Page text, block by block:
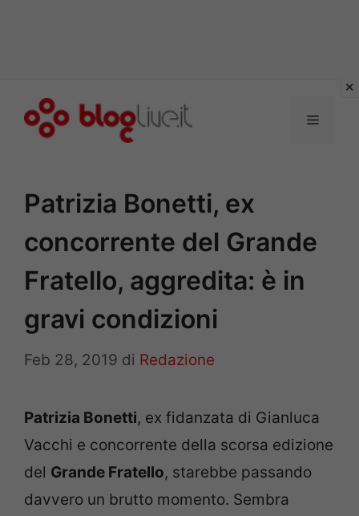
Menu
Patrizia Bonetti, ex
concorrente del Grande
Fratello, aggredita: è in
gravi condizioni
Feb 28, 2019 di Redazione
Patrizia Bonetti, ex fidanzata di Gianluca
Vacchi e concorrente della scorsa edizione
del Grande Fratello, starebbe passando
davvero un brutto momento. Sembra